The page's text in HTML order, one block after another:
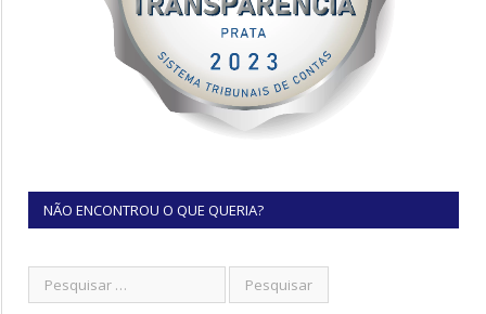
NÃO ENCONTROU O QUE QUERIA?